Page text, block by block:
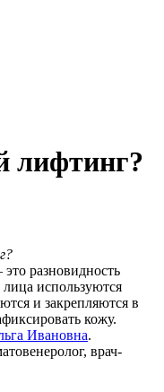
лифтинг?
разновидность
используются
и закрепляются в
кожу.
Ивановна.
врач-